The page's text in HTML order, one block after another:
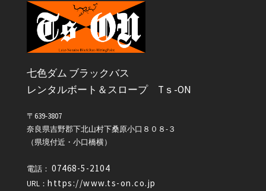
七色ダム ブラックバス
レンタルボート＆スロープ Tｓ-ON
〒639-3807
奈良県吉野郡下北山村下桑原小口８０８-３
（県境付近・小口橋横）
電話： 07468-5-2104
URL： https://www.ts-on.co.jp